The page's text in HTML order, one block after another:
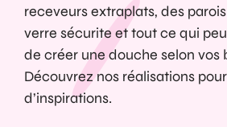
receveurs extraplats, des
verre sécurite et tout ce qui
de créer une douche selon vos
Découvrez nos réalisations
d’inspirations.